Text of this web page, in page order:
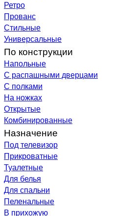
Ретро
Прованс
Стильные
Универсальные
По конструкции
Напольные
С распашными дверцами
С полками
На ножках
Открытые
Комбинированные
Назначение
Под телевизор
Прикроватные
Туалетные
Для белья
Для спальни
Пеленальные
В прихожую